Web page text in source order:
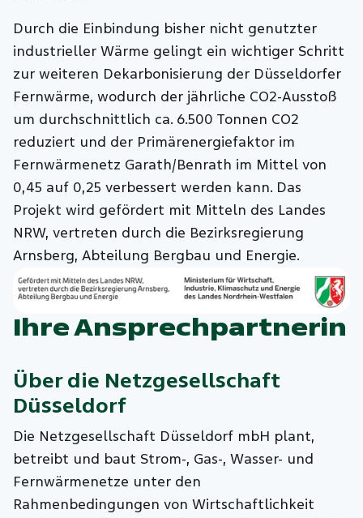
Durch die Einbindung bisher nicht genutzter
industrieller Wärme gelingt ein wichtiger Schritt
zur weiteren Dekarbonisierung der Düsseldorfer
Fernwärme, wodurch der jährliche CO2-Ausstoß
um durchschnittlich ca. 6.500 Tonnen CO2
reduziert und der Primärenergiefaktor im
Fernwärmenetz Garath/Benrath im Mittel von
0,45 auf 0,25 verbessert werden kann. Das
Projekt wird gefördert mit Mitteln des Landes
NRW, vertreten durch die Bezirksregierung
Arnsberg, Abteilung Bergbau und Energie.
Ihre Ansprechpartnerin
Über die Netzgesellschaft
Düsseldorf
Die Netzgesellschaft Düsseldorf mbH plant,
betreibt und baut Strom-, Gas-, Wasser- und
Fernwärmenetze unter den
Rahmenbedingungen von Wirtschaftlichkeit